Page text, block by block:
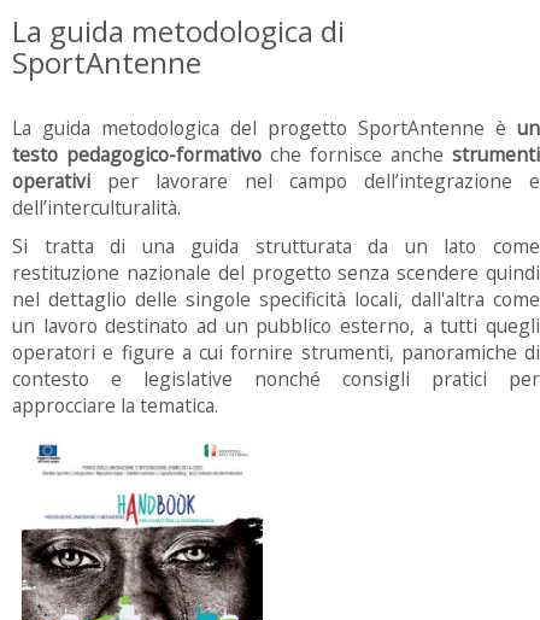
La guida metodologica di
SportAntenne
La guida metodologica del progetto SportAntenne è un
testo pedagogico-formativo che fornisce anche strumenti
operativi per lavorare nel campo dell’integrazione e
dell’interculturalità.
Si tratta di una guida strutturata da un lato come
restituzione nazionale del progetto senza scendere quindi
nel dettaglio delle singole specificità locali, dall'altra come
un lavoro destinato ad un pubblico esterno, a tutti quegli
operatori e figure a cui fornire strumenti, panoramiche di
contesto e legislative nonché consigli pratici per
approcciare la tematica.